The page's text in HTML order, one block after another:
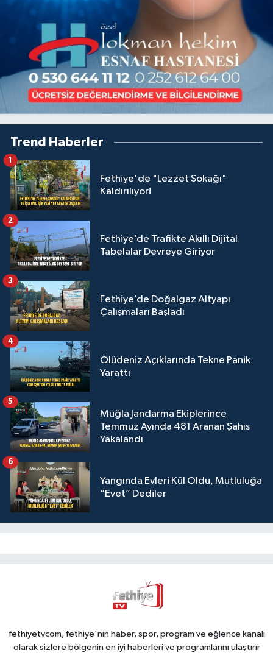
Trend Haberler
Fethiye'de "Lezzet Sokağı"
Kaldırılıyor!
1
Fethiye’de Trafikte Akıllı Dijital
Tabelalar Devreye Giriyor
2
Fethiye’de Doğalgaz Altyapı
Çalışmaları Başladı
3
Ölüdeniz Açıklarında Tekne Panik
Yarattı
4
Muğla Jandarma Ekiplerince
Temmuz Ayında 481 Aranan Şahıs
Yakalandı
5
Yangında Evleri Kül Oldu, Mutluluğa
“Evet” Dediler
6
fethiyetvcom, fethiye'nin haber, spor, program ve eğlence kanalı
olarak sizlere bölgenin en iyi haberleri ve programlarını ulaştırır